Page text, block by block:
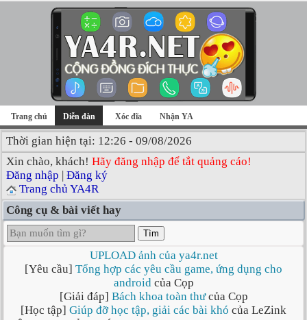
Trang chủ Diễn đàn Xóc đĩa Nhận YA
Thời gian hiện tại: 12:26 - 09/08/2026
Xin chào, khách! Hãy đăng nhập để tắt quảng cáo!
Đăng nhập | Đăng ký
Trang chủ YA4R
Công cụ & bài viết hay
Tìm
UPLOAD ảnh của ya4r.net
[Yêu cầu] Tổng hợp các yêu cầu game, ứng dụng cho
androidcủa Cọp
[Giải đáp] Bách khoa toàn thưcủa Cọp
[Học tập] Giúp đỡ học tập, giải các bài khó của LeZink